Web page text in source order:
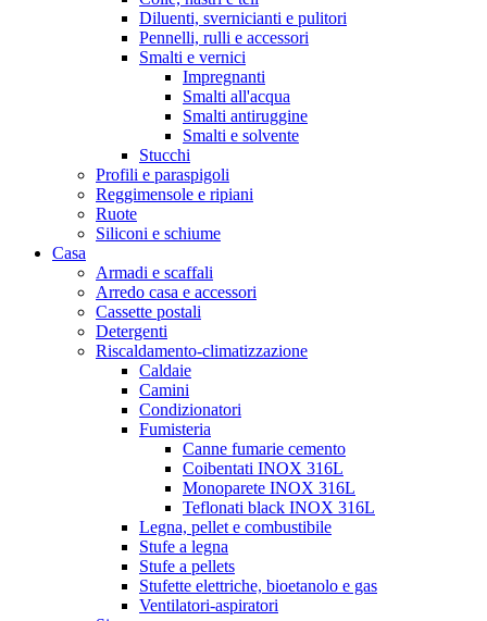
Diluenti, svernicianti e pulitori
Pennelli, rulli e accessori
Smalti e vernici
Impregnanti
Smalti all'acqua
Smalti antiruggine
Smalti e solvente
Stucchi
Profili e paraspigoli
Reggimensole e ripiani
Ruote
Siliconi e schiume
Casa
Armadi e scaffali
Arredo casa e accessori
Cassette postali
Detergenti
Riscaldamento-climatizzazione
Caldaie
Camini
Condizionatori
Fumisteria
Canne fumarie cemento
Coibentati INOX 316L
Monoparete INOX 316L
Teflonati black INOX 316L
Legna, pellet e combustibile
Stufe a legna
Stufe a pellets
Stufette elettriche, bioetanolo e gas
Ventilatori-aspiratori